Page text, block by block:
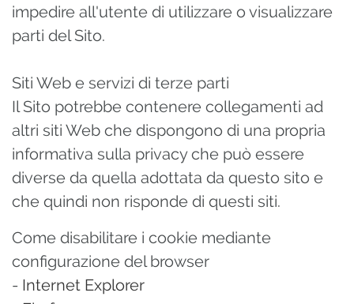
impedire all'utente di utilizzare o visualizzare
parti del Sito.
Siti Web e servizi di terze parti
Il Sito potrebbe contenere collegamenti ad
altri siti Web che dispongono di una propria
informativa sulla privacy che può essere
diverse da quella adottata da questo sito e
che quindi non risponde di questi siti.
Come disabilitare i cookie mediante
configurazione del browser
- Internet Explorer